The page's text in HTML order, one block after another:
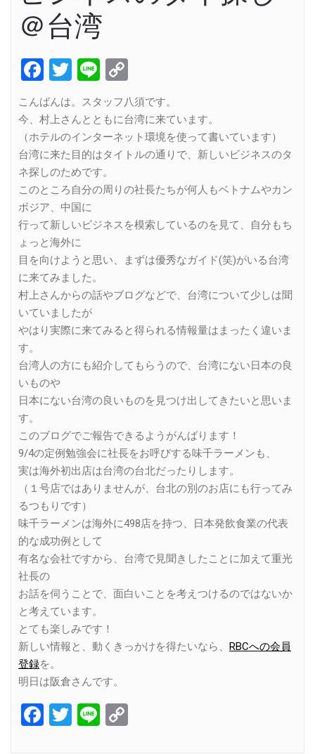
＠台湾
Facebook
Twitter
Line
Link
こんばんは。スタッフ八須です。
今、村上さんとともに台湾に来ています。
（ホテルのインターネット環境を使って書いています）
台湾に来た目的はタイトルの通りで、新しいビジネスのタ
ネ探しのためです。
このところ自分の周りの社長たちが何人もベトナムやカン
ボジア、中国に
行って新しいビジネスを模索しているのを見て、自分もち
ょっと海外に
目を向けようと思い、まずは優秀なガイド(笑)がいる台湾
に来てみました。
村上さんからの話やブログなどで、台湾について少しは聞
いていましたが
やはり実際に来てみると得られる情報量はまったく違いま
す。
台湾人の方にも紹介してもらうので、台湾にない日本の良
いものや
日本にない台湾の良いものを見つけ出してきたいと思いま
す。
このブログでご報告できるようがんばります！
9/4の定例勉強会に社長をお呼びする味千ラーメンも、
実は海外初出店は台湾の台北だったりします。
（１号店ではありませんが、台北の別のお店にも行ってみ
るつもりです）
味千ラーメンは海外に498店を持つ、日本発飲食業の代表
的な成功例として
有名な会社ですから、台湾で見聞きしたことに加えて重光
社長の
お話を伺うことで、面白いことを考えつけるのではないか
と考えています。
とても楽しみです！
新しい情報と、動くきっかけを得たいなら、 RBCへの会員
登録を。
明日は阪倉さんです。
Facebook
Twitter
Line